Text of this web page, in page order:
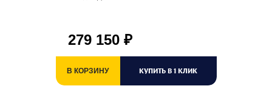
279 150 ₽
В КОРЗИНУ КУПИТЬ В 1 КЛИК